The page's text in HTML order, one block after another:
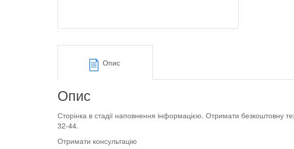
Опис
Опис
Сторінка в стадії наповнення інформацією. Отримати безкоштовну
32-44.
Отримати консультацію